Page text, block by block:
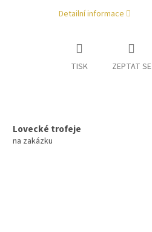
Detailní informace
TISK ZEPTAT SE
Lovecké trofeje
na zakázku